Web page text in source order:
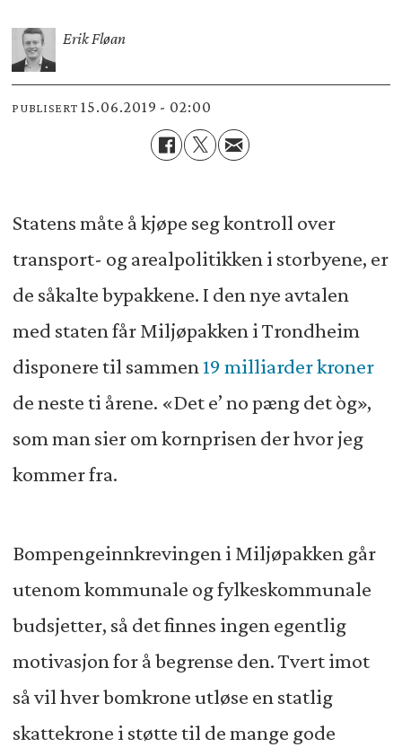
Erik Fløan
PUBLISERT 15.06.2019 - 02:00
Statens måte å kjøpe seg kontroll over
transport- og arealpolitikken i storbyene, er
de såkalte bypakkene. I den nye avtalen
med staten får Miljøpakken i Trondheim
disponere til sammen19 milliarder kroner
de neste ti årene. «Det e’ no pæng det òg»,
som man sier om kornprisen der hvor jeg
kommer fra.
Bompengeinnkrevingen i Miljøpakken går
utenom kommunale og fylkeskommunale
budsjetter, så det finnes ingen egentlig
motivasjon for å begrense den. Tvert imot
så vil hver bomkrone utløse en statlig
skattekrone i støtte til de mange gode